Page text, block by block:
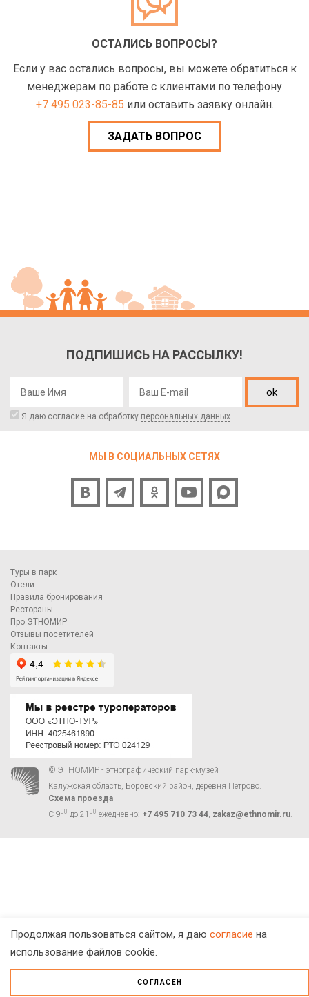
ОСТАЛИСЬ ВОПРОСЫ?
Если у вас остались вопросы, вы можете обратиться к
менеджерам по работе с клиентами по телефону
+7 495 023-85-85 или оставить заявку онлайн.
ЗАДАТЬ ВОПРОС
ПОДПИШИСЬ НА РАССЫЛКУ!
ok
Я даю согласие на обработку персональных данных
МЫ В СОЦИАЛЬНЫХ СЕТЯХ
Туры в парк
Отели
Правила бронирования
Рестораны
Про ЭТНОМИР
Отзывы посетителей
Контакты
© ЭТНОМИР - этнографический парк-музей
Калужская область, Боровский район, деревня Петрово.
Схема проезда
С 900 до 21 00 ежедневно: +7 495 710 73 44 zakaz@ethnomir.ru
Продолжая пользоваться сайтом, я даю согласие на
использование файлов cookie.
СОГЛАСЕН